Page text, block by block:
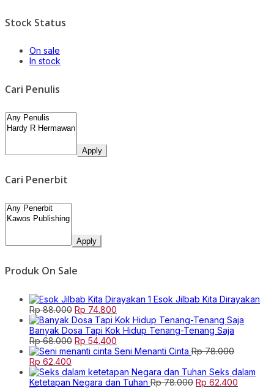
Stock Status
On sale
In stock
Cari Penulis
Apply
Cari Penerbit
Apply
Produk On Sale
Esok Jilbab Kita Dirayakan
Rp88.000 Original
price
was:
Rp 88.000.
Rp 74.800
price
is:
Banyak Dosa Tapi Kok Hidup Tenang-Tenang Saja
Rp68.000 Original
price
Rp 68.000.
Rp 54.400
price
Rp 54.400.
Seni Menanti Cinta Rp78.000
Original
price
was:
Rp 62.400
price
is:
Seks dalam
Ketetapan Negara dan Tuhan Rp78.000 Original
Rp 62.400